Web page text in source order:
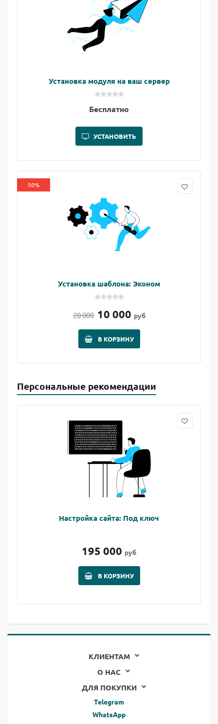
Установка модуля на ваш сервер
Бесплатно
УСТАНОВИТЬ
50%
Установка шаблона: Эконом
20 000 10 000 руб
В КОРЗИНУ
Персональные рекомендации
Настройка сайта: Под ключ
195 000 руб
В КОРЗИНУ
КЛИЕНТАМ
О НАС
ДЛЯ ПОКУПКИ
Telegram
WhatsApp